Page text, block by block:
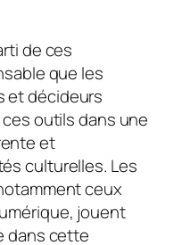
de ces
que les
et décideurs
outils dans une
et
culturelles. Les
ceux
jouent
dans cette